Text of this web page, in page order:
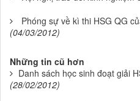
Phóng sự về kì thi HSG QG
(04/03/2012)
Những tin cũ hơn
Danh sách học sinh đoạt giải
(28/02/2012)